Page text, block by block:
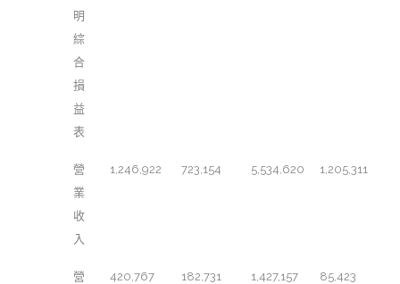
明
綜
合
損
益
表
營
業
收
入
1,246,922 723,154 5,534,620 1,205,311
營
420,767 182,731 1,427,157 85,423